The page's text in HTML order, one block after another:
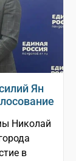
Ян
Николай
в